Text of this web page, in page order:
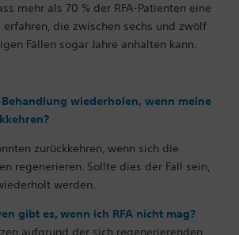
mehr als 70 % der RFA-Patienten eine
die zwischen sechs und zwölf
Fällen sogar Jahre anhalten kann.
Behandlung wiederholen, wenn meine
zurückkehren, wenn sich die
regenerieren. Sollte dies der Fall sein,
werden.
gibt es, wenn ich RFA nicht mag?
aufgrund der sich regenerierenden